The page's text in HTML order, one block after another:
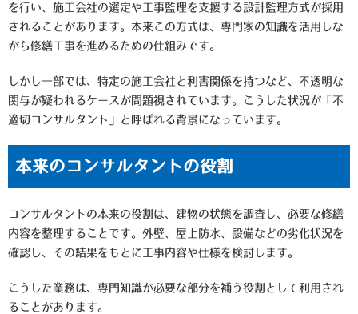
を行い、施工会社の選定や工事監理を支援する設計監理方式が採用
されることがあります。本来この方式は、専門家の知識を活用しな
がら修繕工事を進めるための仕組みです。
しかし一部では、特定の施工会社と利害関係を持つなど、不透明な
関与が疑われるケースが問題視されています。こうした状況が「不
適切コンサルタント」と呼ばれる背景になっています。
本来のコンサルタントの役割
コンサルタントの本来の役割は、建物の状態を調査し、必要な修繕
内容を整理することです。外壁、屋上防水、設備などの劣化状況を
確認し、その結果をもとに工事内容や仕様を検討します。
こうした業務は、専門知識が必要な部分を補う役割として利用され
ることがあります。